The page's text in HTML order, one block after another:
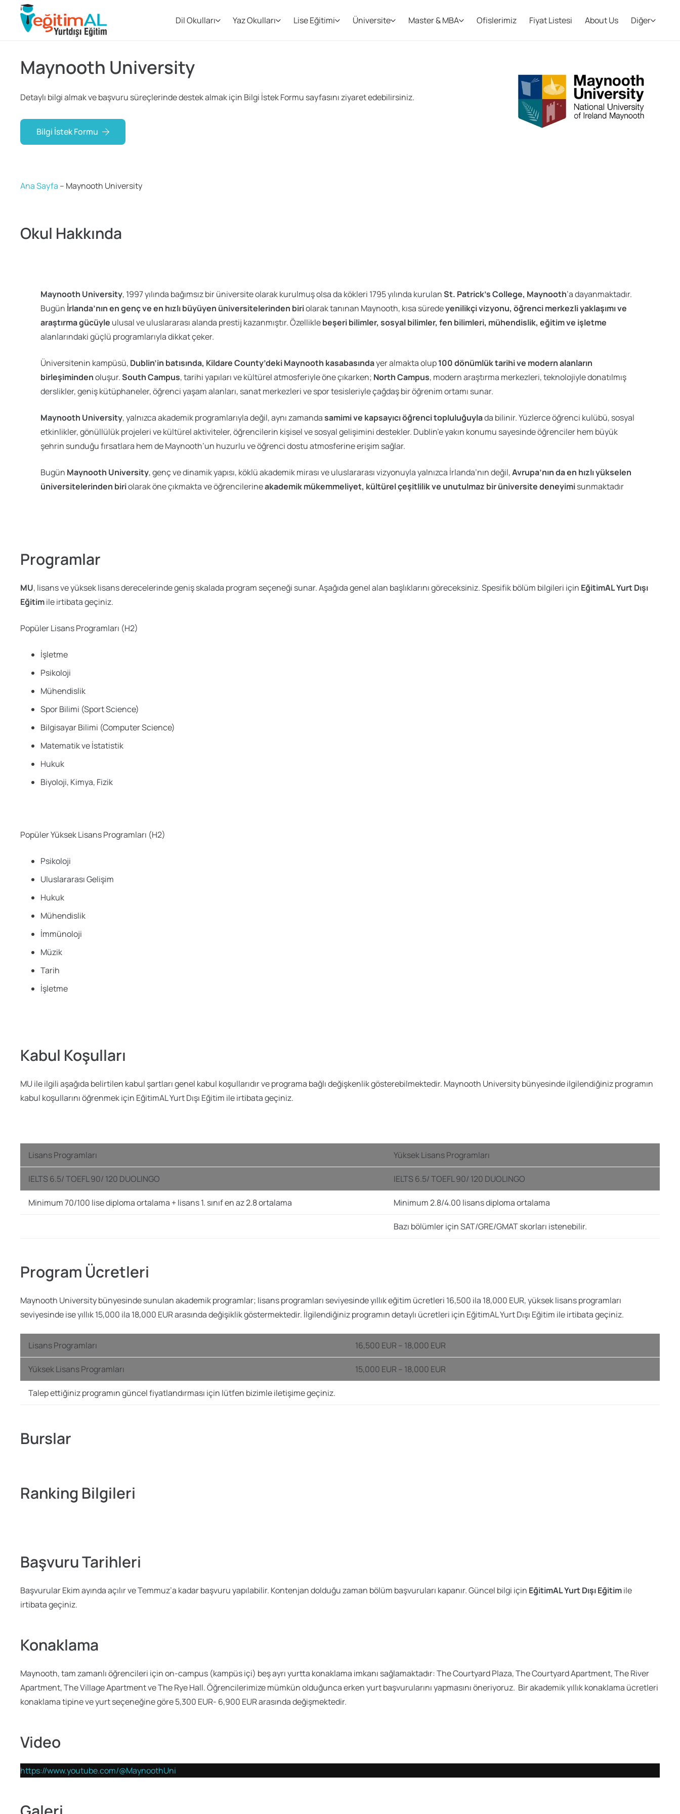
Dil Okulları Yaz Okulları Lise Eğitimi Üniversite Master & MBA Ofislerimiz Fiyat Listesi About Us Diğer
Maynooth University
Detaylı bilgi almak ve başvuru süreçlerinde destek almak için Bilgi İstek Formu sayfasını ziyaret edebilirsiniz.
Bilgi İstek Formu
Ana Sayfa – Maynooth University
Okul Hakkında
Maynooth University, 1997 yılında bağımsız bir üniversite olarak kurulmuş olsa da kökleri 1795 yılında kurulanSt. Patrick’s College, Maynooth’a dayanmaktadır.
Bugün İrlanda’nın en genç ve en hızlı büyüyen üniversitelerinden biriolarak tanınan Maynooth, kısa süredeyenilikçi vizyonu, öğrenci merkezli yaklaşımı ve
araştırma gücüyle ulusal ve uluslararası alanda prestij kazanmıştır. Özelliklebeşeri bilimler, sosyal bilimler, fen bilimleri, mühendislik, eğitim ve işletme
alanlarındaki güçlü programlarıyla dikkat çeker.
Üniversitenin kampüsü, Dublin’in batısında, Kildare County’deki Maynooth kasabasındayer almakta olup100 dönümlük tarihi ve modern alanların
birleşimindenoluşur.South Campus, tarihi yapıları ve kültürel atmosferiyle öne çıkarken; North Campus, modern araştırma merkezleri, teknolojiyle donatılmış
derslikler, geniş kütüphaneler, öğrenci yaşam alanları, sanat merkezleri ve spor tesisleriyle çağdaş bir öğrenim ortamı sunar.
Maynooth University, yalnızca akademik programlarıyla değil, aynı zamandasamimi ve kapsayıcı öğrenci topluluğuylada bilinir. Yüzlerce öğrenci kulübü, sosyal
etkinlikler, gönüllülük projeleri ve kültürel aktiviteler, öğrencilerin kişisel ve sosyal gelişimini destekler. Dublin’e yakın konumu sayesinde öğrenciler hem büyük
şehrin sunduğu fırsatlara hem de Maynooth’un huzurlu ve öğrenci dostu atmosferine erişim sağlar.
Bugün Maynooth University, genç ve dinamik yapısı, köklü akademik mirası ve uluslararası vizyonuyla yalnızca İrlanda’nın değil,Avrupa’nın da en hızlı yükselen
üniversitelerinden biriolarak öne çıkmakta ve öğrencilerineakademik mükemmeliyet, kültürel çeşitlilik ve unutulmaz bir üniversite deneyimisunmaktadır
Programlar
MU, lisans ve yüksek lisans derecelerinde geniş skalada program seçeneği sunar. Aşağıda genel alan başlıklarını göreceksiniz. Spesifik bölüm bilgileri için EğitimAL Yurt Dışı
Eğitimile irtibata geçiniz.
Popüler Lisans Programları (H2)
İşletme
Psikoloji
Mühendislik
Spor Bilimi (Sport Science)
Bilgisayar Bilimi (Computer Science)
Matematik ve İstatistik
Hukuk
Biyoloji, Kimya, Fizik
Popüler Yüksek Lisans Programları (H2)
Psikoloji
Uluslararası Gelişim
Hukuk
Mühendislik
İmmünoloji
Müzik
Tarih
İşletme
Kabul Koşulları
MU ile ilgili aşağıda belirtilen kabul şartları genel kabul koşullarıdır ve programa bağlı değişkenlik gösterebilmektedir. Maynooth University bünyesinde ilgilendiğiniz programın
kabul koşullarını öğrenmek için EğitimAL Yurt Dışı Eğitim ile irtibata geçiniz.
Lisans Programları Yüksek Lisans Programları
IELTS 6.5/ TOEFL 90/ 120 DUOLINGO IELTS 6.5/ TOEFL 90/ 120 DUOLINGO
Minimum 70/100 lise diploma ortalama + lisans 1. sınıf en az 2.8 ortalama Minimum 2.8/4.00 lisans diploma ortalama
Bazı bölümler için SAT/GRE/GMAT skorları istenebilir.
Program Ücretleri
Maynooth University bünyesinde sunulan akademik programlar; lisans programları seviyesinde yıllık eğitim ücretleri 16,500 ila 18,000 EUR, yüksek lisans programları
seviyesinde ise yıllık 15,000 ila 18,000 EUR arasında değişiklik göstermektedir. İlgilendiğiniz programın detaylı ücretleri için EğitimAL Yurt Dışı Eğitim ile irtibata geçiniz.
Lisans Programları 16,500 EUR – 18,000 EUR
Yüksek Lisans Programları 15,000 EUR – 18,000 EUR
Talep ettiğiniz programın güncel fiyatlandırması için lütfen bizimle iletişime geçiniz.
Burslar
Ranking Bilgileri
Başvuru Tarihleri
Başvurular Ekim ayında açılır ve Temmuz’a kadar başvuru yapılabilir. Kontenjan dolduğu zaman bölüm başvuruları kapanır. Güncel bilgi için EğitimAL Yurt Dışı Eğitimile
irtibata geçiniz.
Konaklama
Maynooth, tam zamanlı öğrencileri için on-campus (kampüs içi) beş ayrı yurtta konaklama imkanı sağlamaktadır: The Courtyard Plaza, The Courtyard Apartment, The River
Apartment, The Village Apartment ve The Rye Hall. Öğrencilerimize mümkün olduğunca erken yurt başvurularını yapmasını öneriyoruz. Bir akademik yıllık konaklama ücretleri
konaklama tipine ve yurt seçeneğine göre 5,300 EUR- 6,900 EUR arasında değişmektedir.
Video
https://www.youtube.com/@MaynoothUni